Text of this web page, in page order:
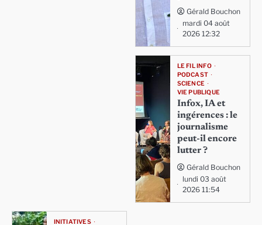
Gérald Bouchon
mardi 04 août
2026 12:32
LE FIL INFO
PODCAST
SCIENCE
VIE PUBLIQUE
Infox, IA et
ingérences : le
journalisme
peut-il encore
lutter ?
Gérald Bouchon
lundi 03 août
2026 11:54
INITIATIVES